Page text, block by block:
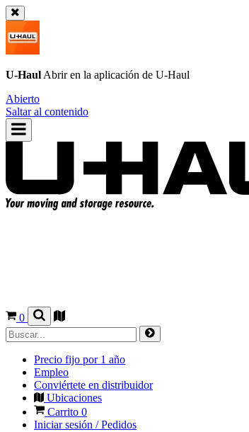
U-Haul Abrir en la aplicación de U-Haul
Abierto
Saltar al contenido
0
Precio fijo por 1 año
Empleo
Conviértete en distribuidor
Ubicaciones
Carrito 0
Iniciar sesión / Pedidos